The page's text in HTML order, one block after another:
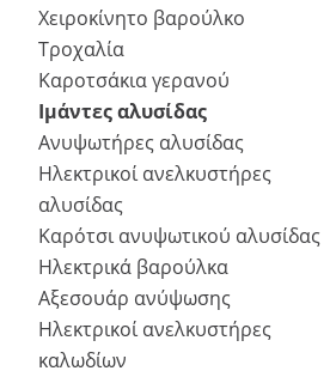
Χειροκίνητο βαρούλκο
Τροχαλία
Καροτσάκια γερανού
Ιμάντες αλυσίδας
Ανυψωτήρες αλυσίδας
Ηλεκτρικοί ανελκυστήρες
αλυσίδας
Καρότσι ανυψωτικού αλυσίδας
Ηλεκτρικά βαρούλκα
Αξεσουάρ ανύψωσης
Ηλεκτρικοί ανελκυστήρες
καλωδίων